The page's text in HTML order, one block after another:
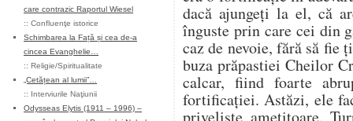
care contrazic Raportul Wiesel
:: Confluenţe istorice
Schimbarea la Față și cea de-a
cincea Evanghelie…
:: Religie/Spiritualitate
„Cetățean al lumii”…
:: Interviurile Naţiunii
Odysseas Elytis (1911 – 1996) –
dacă ajungeți la el, că
înguste prin care cei din
caz de nevoie, fără să
buza prăpastiei Cheilor
calcar, fiind foarte
fortificaţiei. Astăzi, ele
privelişte ameţitoare.